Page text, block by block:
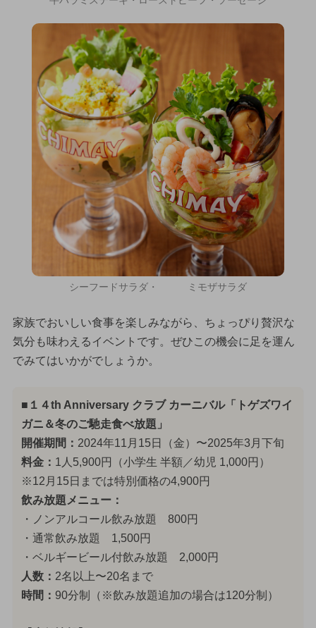
シーフードサラダ・ ミモザサラダ
家族でおいしい食事を楽しみながら、ちょっぴり贅沢な
気分も味わえるイベントです。ぜひこの機会に足を運ん
でみてはいかがでしょうか。
■１４th Anniversary クラブ カーニバル「トゲズワイ
ガニ＆冬のご馳走食べ放題」
開催期間： 2024年11月15日（金）〜2025年3月下旬
料金： 1人5,900円（小学生 半額／幼児 1,000円）
※12月15日までは特別価格の4,900円
飲み放題メニュー：
・ノンアルコール飲み放題 800円
・通常飲み放題 1,500円
・ベルギービール付飲み放題 2,000円
人数： 2名以上〜20名まで
時間： 90分制（※飲み放題追加の場合は120分制）